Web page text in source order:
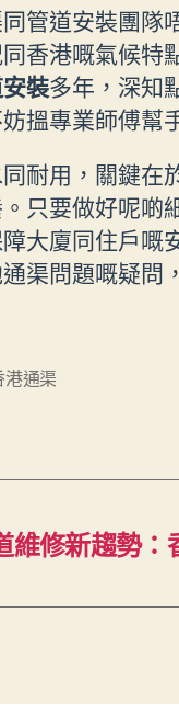
管道安裝團隊
香港嘅氣候特
裝多年，深知
搵專業師傅幫
耐用，關鍵在
只要做好呢啲
大廈同住戶嘅
渠問題嘅疑問
港通渠
維修新趨勢：